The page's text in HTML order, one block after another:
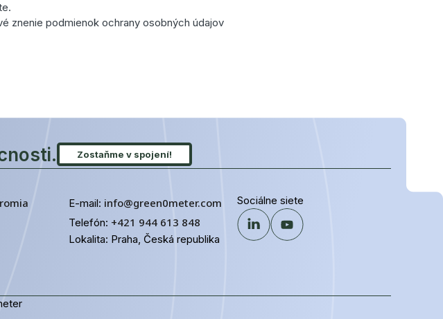
znenie podmienok ochrany osobných údajov
Zostaňme v spojení!
E-mail: info@green0meter.com
Telefón: +421 944 613 848
Lokalita: Praha, Česká republika
Sociálne siete